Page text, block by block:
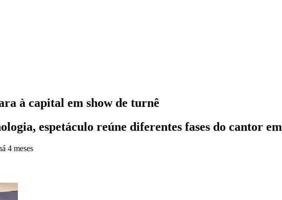
à capital em show de turnê
espetáculo reúne diferentes fases do cantor
4 meses